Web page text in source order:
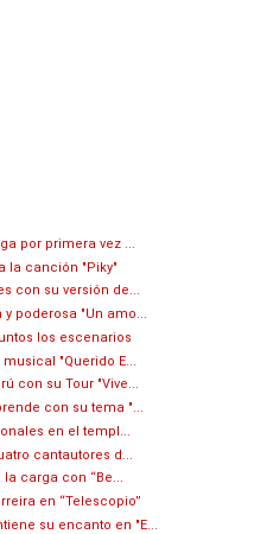
por primera vez ...
la canción "Piky"
con su versión de...
poderosa "Un amo...
los escenarios
"Querido E...
con su Tour "Vive...
con su tema "...
en el templ...
cantautores d...
carga con “Be...
en “Telescopio”
su encanto en "E...